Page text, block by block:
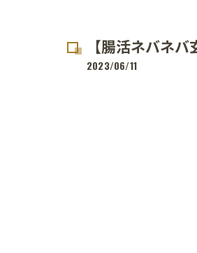
【腸活ネバネバ
2023/06/11